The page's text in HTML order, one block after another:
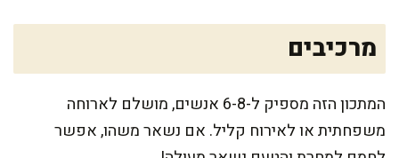
מרכיבים
המתכון הזה מספיק ל-6-8 אנשים, מושלם לארוחה
משפחתית או לאירוח קליל. אם נשאר משהו, אפשר